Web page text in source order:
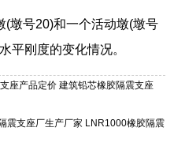
(墩号20)和一个活动墩(墩号
平刚度的变化情况。
座产品定价 建筑铅芯橡胶隔震支座
震支座厂生产厂家 LNR1000橡胶隔震